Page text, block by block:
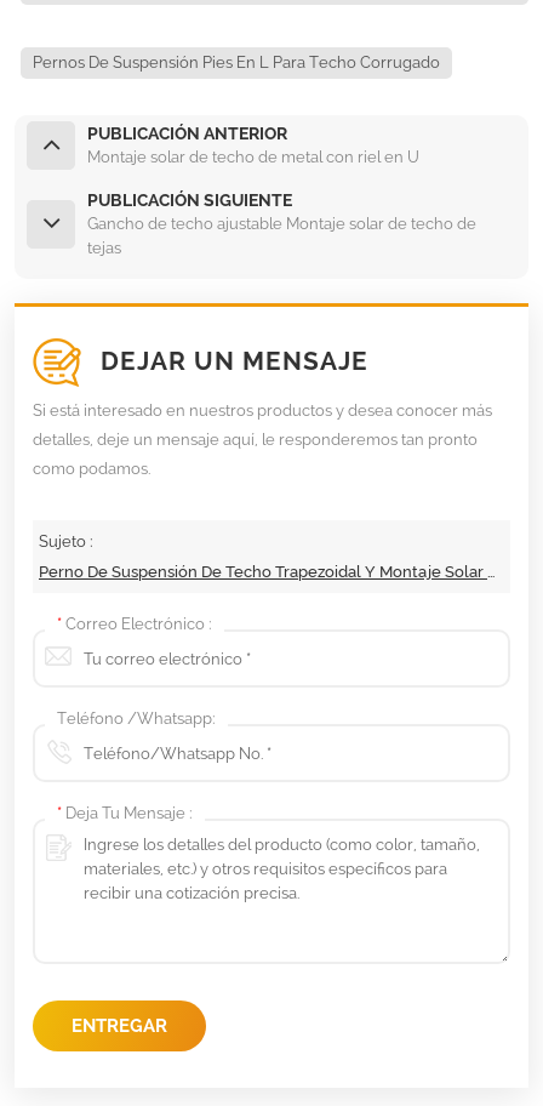
Pernos De Suspensión Pies En L Para Techo Corrugado
PUBLICACIÓN ANTERIOR
Montaje solar de techo de metal con riel en U
PUBLICACIÓN SIGUIENTE
Gancho de techo ajustable Montaje solar de techo de
tejas
DEJAR UN MENSAJE
Si está interesado en nuestros productos y desea conocer más
detalles, deje un mensaje aquí, le responderemos tan pronto
como podamos.
Sujeto :
Perno De Suspensión De Techo Trapezoidal Y Montaje Solar Con Patas En L
* Correo Electrónico :
Teléfono /Whatsapp:
* Deja Tu Mensaje :
ENTREGAR